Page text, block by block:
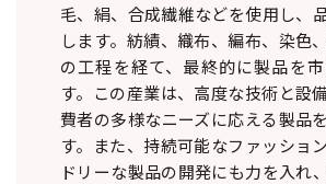
毛、絹、合成繊維などを使用し、
します。紡績、織布、編布、染色
の工程を経て、最終的に製品を
す。この産業は、高度な技術と設
費者の多様なニーズに応える製品
す。また、持続可能なファッショ
ドリーな製品の開発にも力を入れ